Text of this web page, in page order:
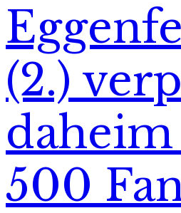
(2.)
500